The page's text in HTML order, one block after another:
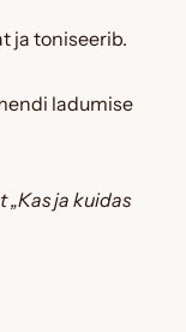
ja toniseerib.
ladumise
ja kuidas